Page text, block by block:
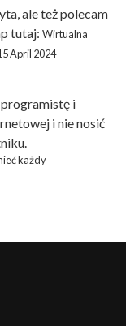
ale też polecam
tutaj: Wirtualna
April 2024
programistę i
i nie nosić
każdy